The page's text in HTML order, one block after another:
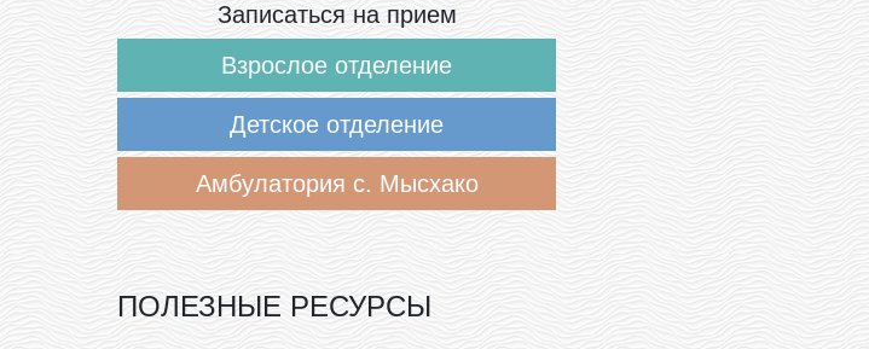
Записаться на прием
Взрослое отделение
Детское отделение
Амбулатория с. Мысхако
ПОЛЕЗНЫЕ РЕСУРСЫ